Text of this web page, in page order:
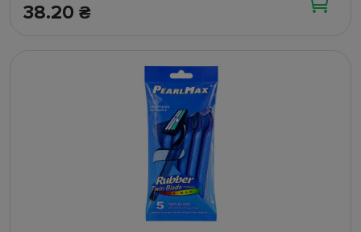
38.20 ₴